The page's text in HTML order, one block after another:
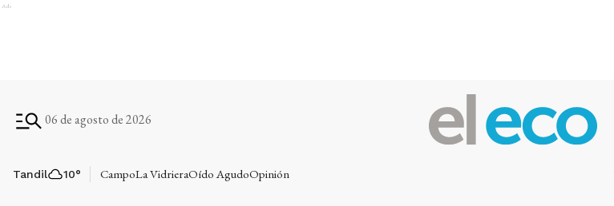
Ads
06 de agosto de 2026
Tandil 10° CampoLa VidrieraOído AgudoOpinión